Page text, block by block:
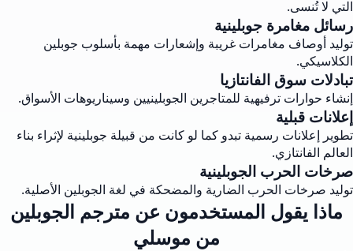
التي لا تُنسى.
رسائل مغامرة جوبلينية
توليد أوصاف مغامرات غريبة وإشعارات مهمة بأسلوب جوبلين
الكلاسيكي.
تبادلات سوق الفانتازيا
إنشاء حوارات ترفيهية للمتاجرين الجوبلينيين وسيناريوهات الأسواق.
إعلانات قبلية
تطوير إعلانات رسمية تبدو كما لو كانت من قبيلة جوبلينية لإثراء بناء
العالم الفانتازي.
صرخات الحرب الجوبلينية
توليد صرخات الحرب الضارية والمضحكة في لغة الجوبلين الأصلية.
ماذا يقول المستخدمون عن مترجم الجوبلين
من موسلي